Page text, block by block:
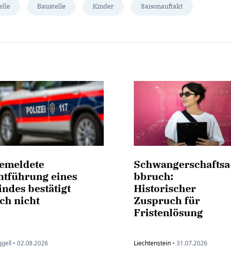
Baustelle Kinder Saisonauftakt
eines
bestätigt
nicht
• 02.08.2026
Schwangerschaftsa
bbruch:
Historischer
Zuspruch für
Fristenlösung
Liechtenstein • 31.07.2026